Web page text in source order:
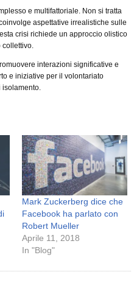
e multifattoriale. Non si tratta
aspettative irrealistiche sulle
crisi richiede un approccio olistico
collettivo.
interazioni significative e
e iniziative per il volontariato
isolamento.
Mark Zuckerberg dice che
Facebook ha parlato con
Robert Mueller
Aprile 11, 2018
In "Blog"